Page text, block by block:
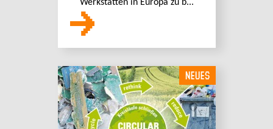
Werkstätten in Europa zu b...
NEUES